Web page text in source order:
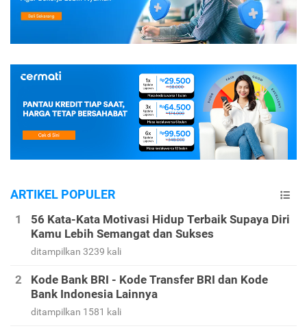
ARTIKEL POPULER
56 Kata-Kata Motivasi Hidup Terbaik Supaya Diri
Kamu Lebih Semangat dan Sukses
ditampilkan 3239 kali
Kode Bank BRI - Kode Transfer BRI dan Kode
Bank Indonesia Lainnya
ditampilkan 1581 kali